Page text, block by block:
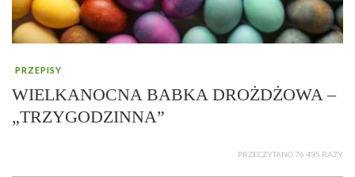
PRZEPISY
WIELKANOCNA BABKA DROŻDŻOWA –
„TRZYGODZINNA”
PRZECZYTANO 76 495 RAZY